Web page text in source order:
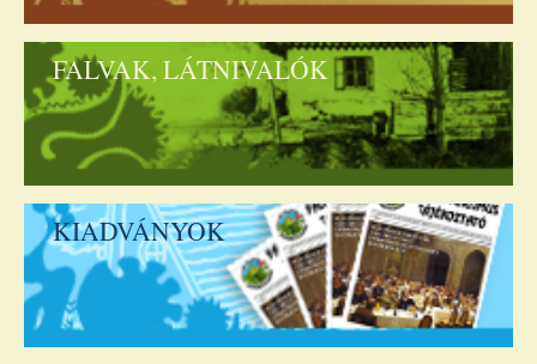
FALVAK, LÁTNIVALÓK
KIADVÁNYOK